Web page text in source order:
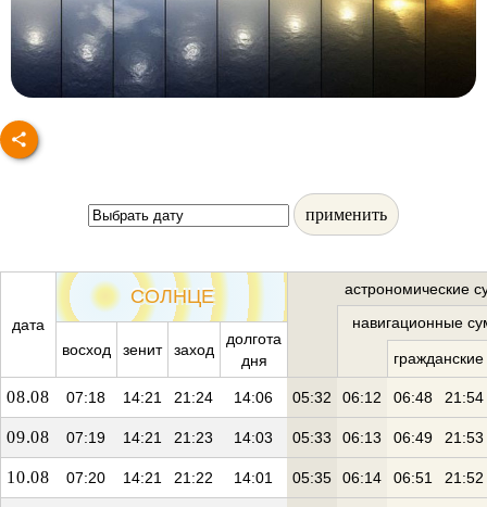
применить
дата
СОЛНЦЕ
астрономические
навигационные
восход
зенит заход
долгота
дня
гражданские
08.08 07:18 14:21 21:24 14:06 05:32 06:12 06:48 21:54
09.08 07:19 14:21 21:23 14:03 05:33 06:13 06:49 21:53
10.08 07:20 14:21 21:22 14:01 05:35 06:14 06:51 21:52